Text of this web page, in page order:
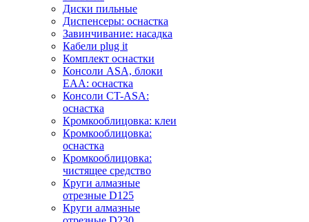
Диски пильные
Диспенсеры: оснастка
Завинчивание: насадка
Кабели plug it
Комплект оснастки
Консоли ASA, блоки
EAA: оснастка
Консоли CT-ASA:
оснастка
Кромкооблицовка: клеи
Кромкооблицовка:
оснастка
Кромкооблицовка:
чистящее средство
Круги алмазные
отрезные D125
Круги алмазные